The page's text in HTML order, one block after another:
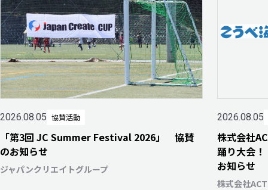
2026.08.05 協賛活動
「第3回 JC Summer Festival 2026」 協賛
のお知らせ
ジャパンクリエイトグループ
2026.08.05
株式会社
踊り大会
お知らせ
株式会社